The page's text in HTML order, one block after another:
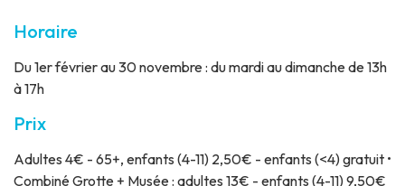
Horaire
Du 1er février au 30 novembre : du mardi au dimanche de 13h
à 17h
Prix
Adultes 4€ - 65+, enfants (4-11) 2,50€ - enfants (<4) gratuit •
Combiné Grotte + Musée : adultes 13€ - enfants (4-11) 9,50€